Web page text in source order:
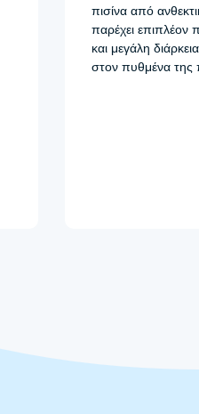
πισίνα από
παρέχει επιπλέον
και μεγάλη
στον πυθμένα της